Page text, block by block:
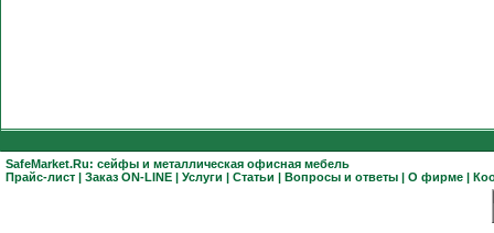
SafeMarket.Ru: сейфы и металлическая офисная мебель
Прайс-лист | Заказ ON-LINE | Услуги | Статьи | Вопросы и ответы | О фирме |